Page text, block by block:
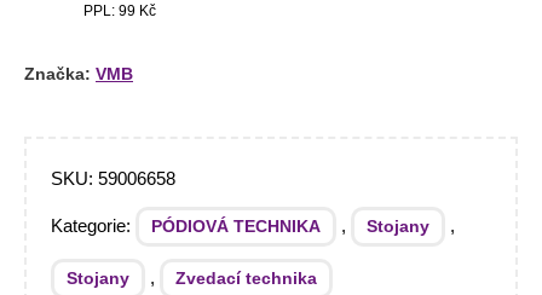
PPL: 99 Kč
Značka: VMB
SKU: 59006658
Kategorie: PÓDIOVÁ TECHNIKA , Stojany ,
Stojany , Zvedací technika